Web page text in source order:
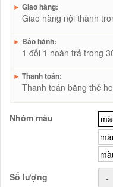
► Giao hàng:
Giao hàng nội thành
► Bảo hành:
1 đổi 1 hoàn trả trong
► Thanh toán:
Thanh toán bằng thẻ
Nhóm màu
Số lượng
-